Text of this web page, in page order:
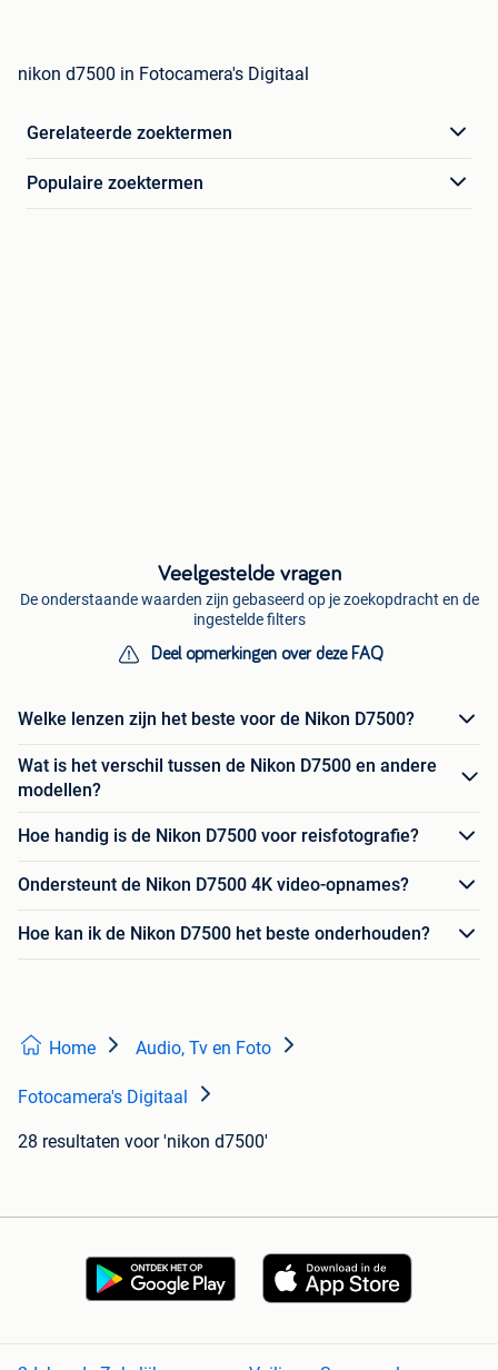
nikon d7500 in Fotocamera's Digitaal
Gerelateerde zoektermen
Populaire zoektermen
Veelgestelde vragen
De onderstaande waarden zijn gebaseerd op je zoekopdracht en de
ingestelde filters
Deel opmerkingen over deze FAQ
Welke lenzen zijn het beste voor de Nikon D7500?
Wat is het verschil tussen de Nikon D7500 en andere
modellen?
Hoe handig is de Nikon D7500 voor reisfotografie?
Ondersteunt de Nikon D7500 4K video-opnames?
Hoe kan ik de Nikon D7500 het beste onderhouden?
Home Audio, Tv en Foto
Fotocamera's Digitaal
28 resultaten voor 'nikon d7500'